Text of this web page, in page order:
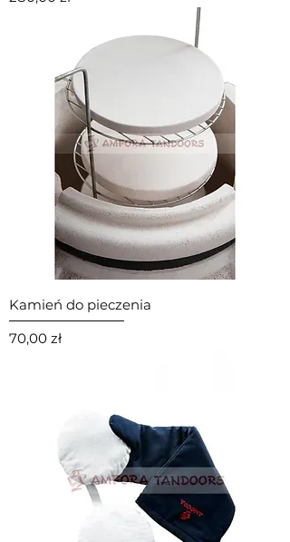
Kamień do pieczenia
Cena
70,00 zł